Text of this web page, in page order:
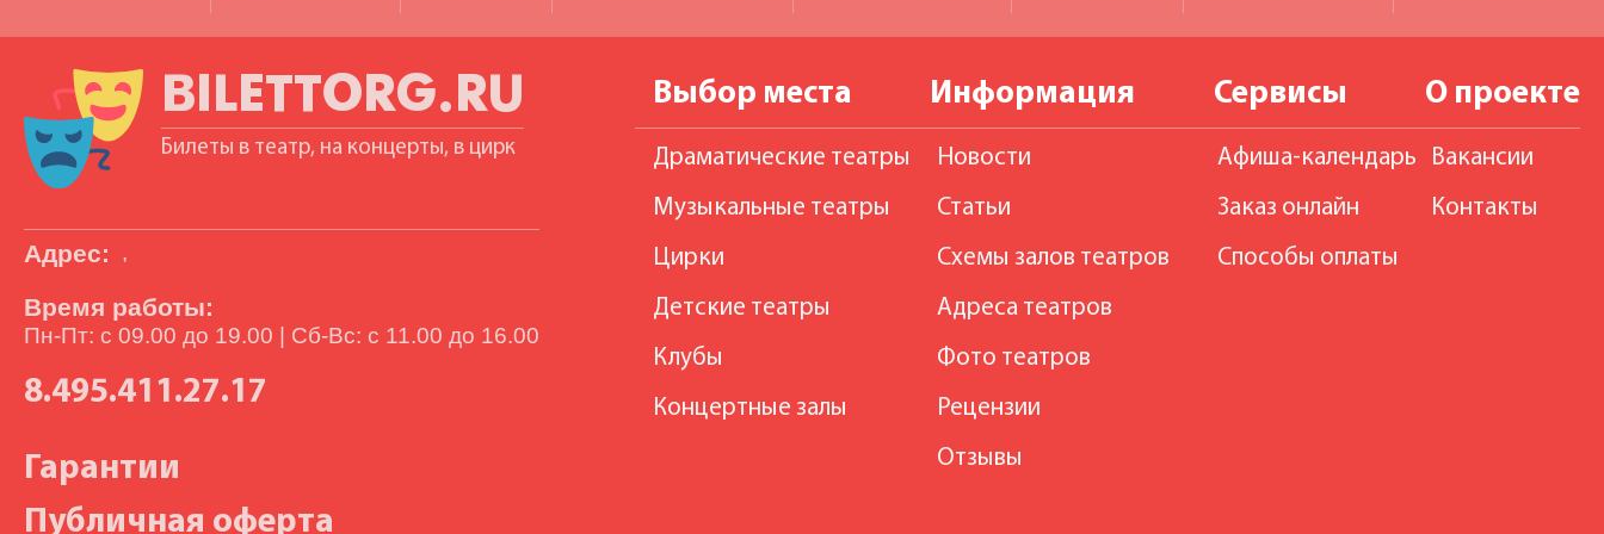
BILETTORG.RU
Билеты в театр, на концерты, в цирк
Адрес: ,
Время работы:
Пн-Пт: с 09.00 до 19.00 | Сб-Вс: с 11.00 до 16.00
8.495.411.27.17
Гарантии
Публичная оферта
Выбор места Информация Сервисы О проекте
Драматические театры
Музыкальные театры
Цирки
Детские театры
Клубы
Концертные залы
Новости
Статьи
Схемы залов театров
Адреса театров
Фото театров
Рецензии
Отзывы
Афиша-календарь
Заказ онлайн
Способы оплаты
Вакансии
Контакты